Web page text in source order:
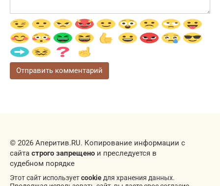
© 2026 Аперитив.RU. Копирование информации с
сайта строго запрещено и преследуется в
судебном порядке
Этот сайт используетcookieдля хранения данных.